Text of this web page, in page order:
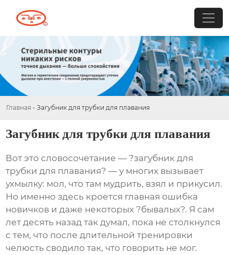
Главная - Загубник для трубки для плавания
Загубник для трубки для плавания
Вот это словосочетание — ?загубник для
трубки для плавания? — у многих вызывает
ухмылку: мол, что там мудрить, взял и прикусил.
Но именно здесь кроется главная ошибка
новичков и даже некоторых ?бывалых?. Я сам
лет десять назад так думал, пока не столкнулся
с тем, что после длительной тренировки
челюсть сводило так, что говорить не мог.